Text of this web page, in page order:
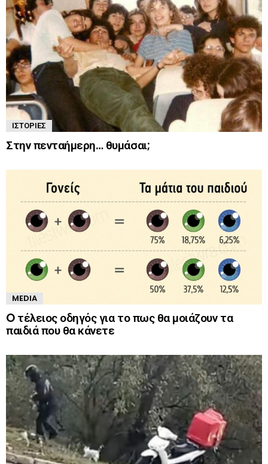
ΙΣΤΟΡΊΕΣ
Στην πενταήμερη… θυμάσαι;
MEDIA
O τέλειος οδηγός για το πως θα μοιάζουν τα
παιδιά που θα κάνετε